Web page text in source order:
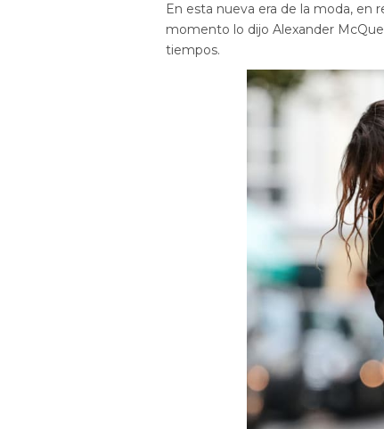
En esta nueva era de la moda, en
momento lo dijo Alexander
tiempos.